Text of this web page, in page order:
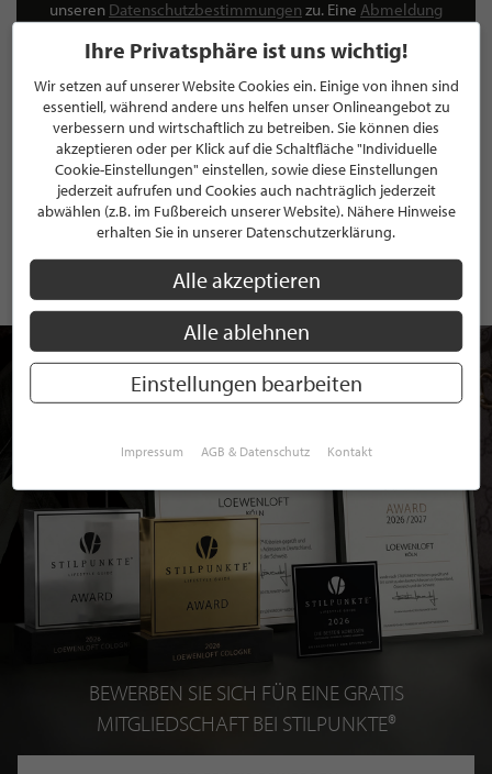
unseren Datenschutzbestimmungen zu. Eine Abmeldung
ANMELDEN
Mit der Anmeldung an unserem Newsletter stimmen Sie unseren
Datenschutzbestimmungen
zu. Eine Abmeldung ist jederzeit möglich.
BEWERBEN SIE SICH FÜR EINE GRATIS
MITGLIEDSCHAFT BEI STILPUNKTE®
Ihre Privatsphäre ist uns wichtig!
Wir setzen auf unserer Website Cookies ein. Einige von ihnen sind
essentiell, während andere uns helfen unser Onlineangebot zu
verbessern und wirtschaftlich zu betreiben. Sie können dies
akzeptieren oder per Klick auf die Schaltfläche "Individuelle
Cookie-Einstellungen" einstellen, sowie diese Einstellungen
jederzeit aufrufen und Cookies auch nachträglich jederzeit
abwählen (z.B. im Fußbereich unserer Website). Nähere Hinweise
erhalten Sie in unserer Datenschutzerklärung.
Alle akzeptieren
Alle ablehnen
Einstellungen bearbeiten
Impressum AGB & Datenschutz Kontakt